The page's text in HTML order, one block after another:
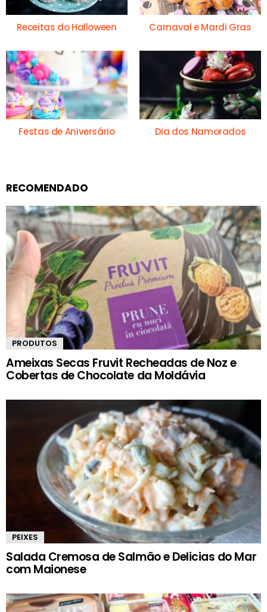
Receitas do Halloween Carnaval e Mardi Gras
Festas de Aniversário Dia dos Namorados
RECOMENDADO
PRODUTOS
Ameixas Secas Fruvit Recheadas de Noz e
Cobertas de Chocolate da Moldávia
PEIXES
Salada Cremosa de Salmão e Delicias do Mar
com Maionese